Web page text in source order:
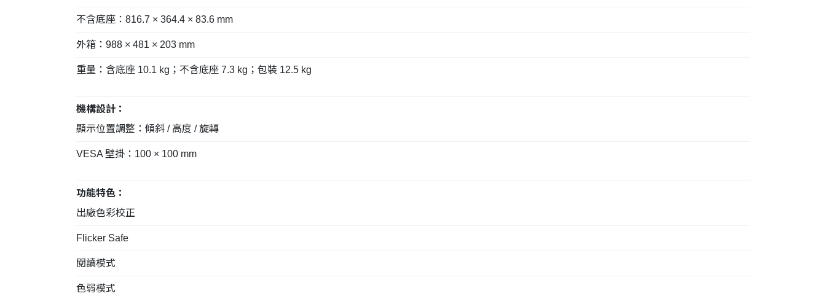
不含底座：816.7 × 364.4 × 83.6 mm
外箱：988 × 481 × 203 mm
重量：含底座 10.1 kg；不含底座 7.3 kg；包裝 12.5 kg
機構設計：
顯示位置調整：傾斜 / 高度 / 旋轉
VESA 壁掛：100 × 100 mm
功能特色：
出廠色彩校正
Flicker Safe
閱讀模式
色弱模式